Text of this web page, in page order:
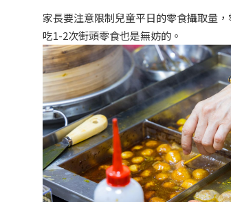
家長要注意限制兒童平日的零食攝取量
吃1-2次街頭零食也是無妨的。